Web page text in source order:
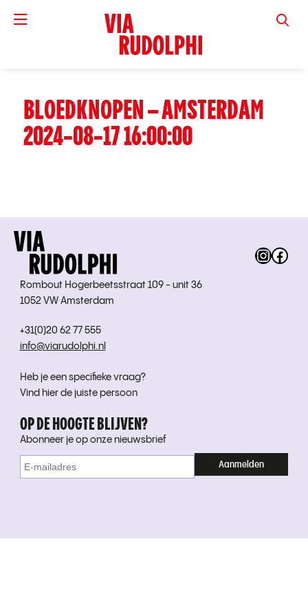
VIA
BLOEDKNOPEN – AMSTERDAM
2024-08-17 16:00:00
Rombout Hogerbeetsstraat 109 - unit 36
1052 VW Amsterdam
+31(0)20 62 77 555
info@viarudolphi.nl
Heb je een specifieke vraag?
Vind hier de juiste persoon
OP DE HOOGTE BLIJVEN?
Abonneer je op onze nieuwsbrief